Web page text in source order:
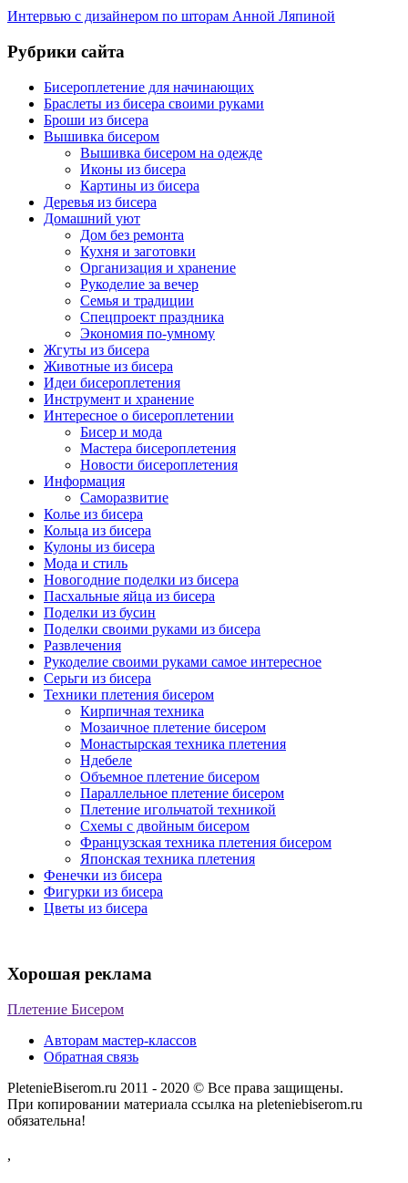
Интервью с дизайнером по шторам Анной Ляпиной
Рубрики сайта
Бисероплетение для начинающих
Браслеты из бисера своими руками
Броши из бисера
Вышивка бисером
Вышивка бисером на одежде
Иконы из бисера
Картины из бисера
Деревья из бисера
Домашний уют
Дом без ремонта
Кухня и заготовки
Организация и хранение
Рукоделие за вечер
Семья и традиции
Спецпроект праздника
Экономия по-умному
Жгуты из бисера
Животные из бисера
Идеи бисероплетения
Инструмент и хранение
Интересное о бисероплетении
Бисер и мода
Мастера бисероплетения
Новости бисероплетения
Информация
Саморазвитие
Колье из бисера
Кольца из бисера
Кулоны из бисера
Мода и стиль
Новогодние поделки из бисера
Пасхальные яйца из бисера
Поделки из бусин
Поделки своими руками из бисера
Развлечения
Рукоделие своими руками самое интересное
Серьги из бисера
Техники плетения бисером
Кирпичная техника
Мозаичное плетение бисером
Монастырская техника плетения
Ндебеле
Объемное плетение бисером
Параллельное плетение бисером
Плетение игольчатой техникой
Схемы с двойным бисером
Французская техника плетения бисером
Японская техника плетения
Фенечки из бисера
Фигурки из бисера
Цветы из бисера
Хорошая реклама
Плетение Бисером
Авторам мастер-классов
Обратная связь
PletenieBiserom.ru 2011 - 2020 © Все права защищены.
При копировании материала ссылка на pleteniebiserom.ru
обязательна!
,